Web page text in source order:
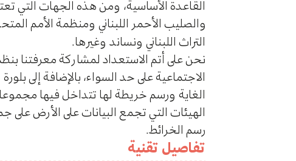
القاعدة الأساسية، ومن هذه الجهات التي
والصليب الأحمر اللبناني ومنظمة الأمم
التراث اللبناني ونساند وغيرها.
نحن على أتم الاستعداد لمشاركة معرفتنا
الاجتماعية على حد السواء، بالإضافة إلى
الغاية ورسم خريطة لها تتداخل فيها
الهيئات التي تجمع البيانات على الأرض على
رسم الخرائط.
تفاصيل تقنية